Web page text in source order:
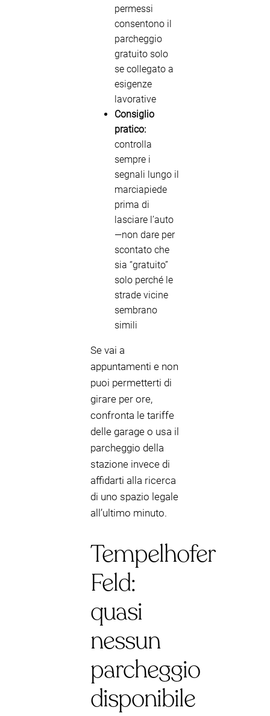
permessi
consentono il
parcheggio
gratuito solo
se collegato a
esigenze
lavorative
Consiglio
pratico:
controlla
sempre i
segnali lungo il
marciapiede
prima di
lasciare l’auto
—non dare per
scontato che
sia “gratuito”
solo perché le
strade vicine
sembrano
simili
Se vai a
appuntamenti e non
puoi permetterti di
girare per ore,
confronta le tariffe
delle garage o usa il
parcheggio della
stazione invece di
affidarti alla ricerca
di uno spazio legale
all’ultimo minuto.
Tempelhofer
Feld:
quasi
nessun
parcheggio
disponibile